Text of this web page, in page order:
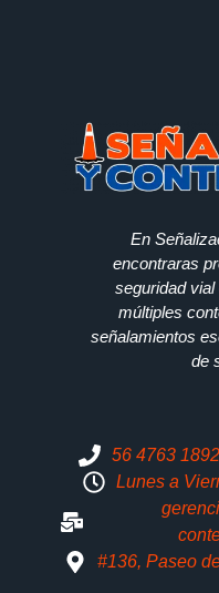
En
encontraras
seguridad
múltiples
señalamientos
de
56 4763 1892
Lunes a
#136, Paseo